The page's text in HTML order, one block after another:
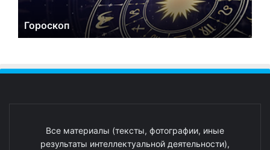
Гороскоп
Все материалы (тексты, фотографии, иные
результаты интеллектуальной деятельности),